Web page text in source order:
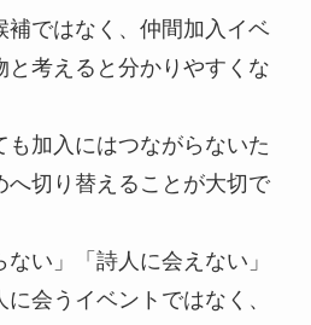
補ではなく、仲間加入イベ
と考えると分かりやすくな
加入にはつながらないた
へ切り替えることが大切で
い」「詩人に会えない」
会うイベントではなく、